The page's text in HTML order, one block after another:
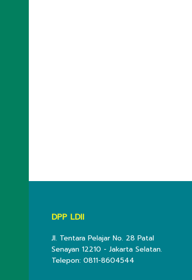
DPP LDII
Jl. Tentara Pelajar No. 28 Patal
Senayan 12210 - Jakarta Selatan.
Telepon: 0811-8604544